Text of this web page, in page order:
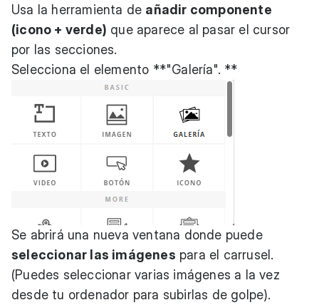
Usa la herramienta de añadir componente
(icono + verde) que aparece al pasar el cursor
por las secciones.
Selecciona el elemento **"Galería". **
Se abrirá una nueva ventana donde puede
seleccionar las imágenes para el carrusel.
(Puedes seleccionar varias imágenes a la vez
desde tu ordenador para subirlas de golpe).